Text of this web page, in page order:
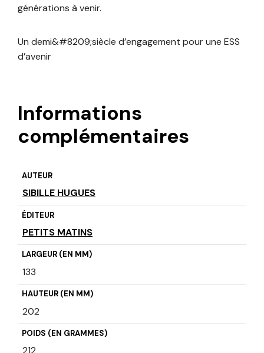
générations à venir.
Un demi&#8209;siècle d’engagement pour une ESS
d’avenir
Informations
complémentaires
AUTEUR
SIBILLE HUGUES
ÉDITEUR
PETITS MATINS
LARGEUR (EN MM)
133
HAUTEUR (EN MM)
202
POIDS (EN GRAMMES)
212